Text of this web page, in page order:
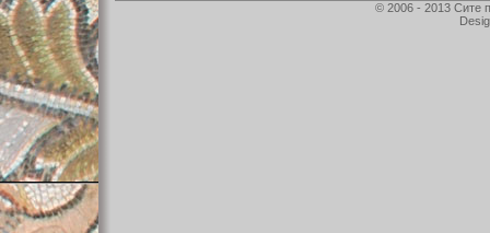
© 2006 - 2013 Сите